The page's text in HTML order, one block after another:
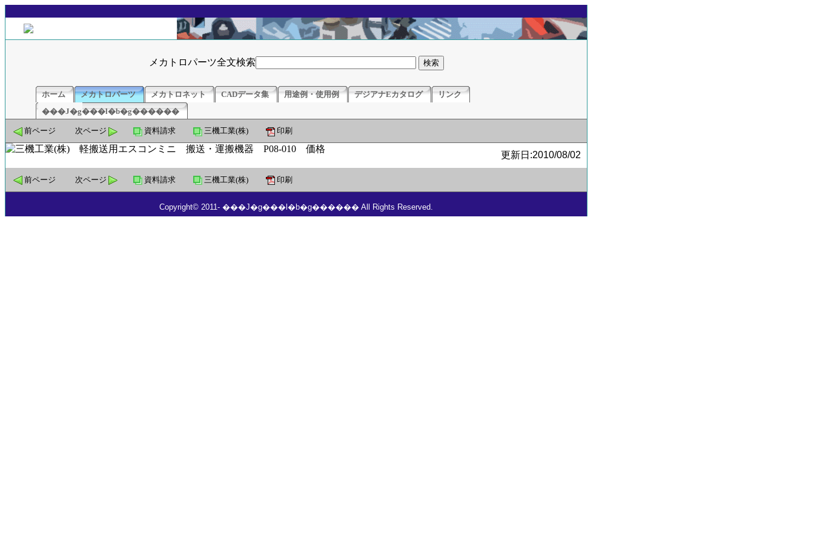
メカトロパーツ全文検索
ホーム メカトロパーツ メカトロネット CADデータ集 用途例・使用例 デジアナEカタログ
リンク
���J�g���l�b�g������
前ページ 次ページ 資料請求 三機工業(株) 印刷
更新日:2010/08/02
前ページ 次ページ 資料請求 三機工業(株) 印刷
Copyright© 2011- ���J�g���l�b�g������ All Rights Reserved.